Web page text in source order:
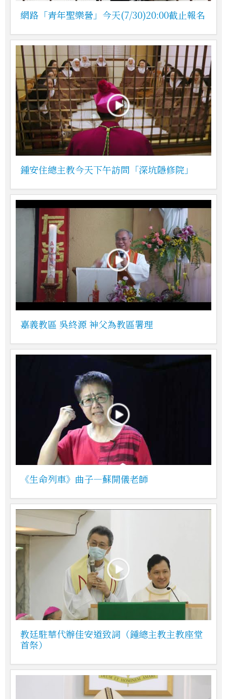
網路「青年聖樂營」今天(7/30)20:00截止報名
鍾安住總主教今天下午訪問「深坑隱修院」
嘉義教區 吳終源 神父為教區署理
《生命列車》曲子—蘇開儀老師
教廷駐華代辦佳安道致詞（鍾總主教主教座堂
首祭）